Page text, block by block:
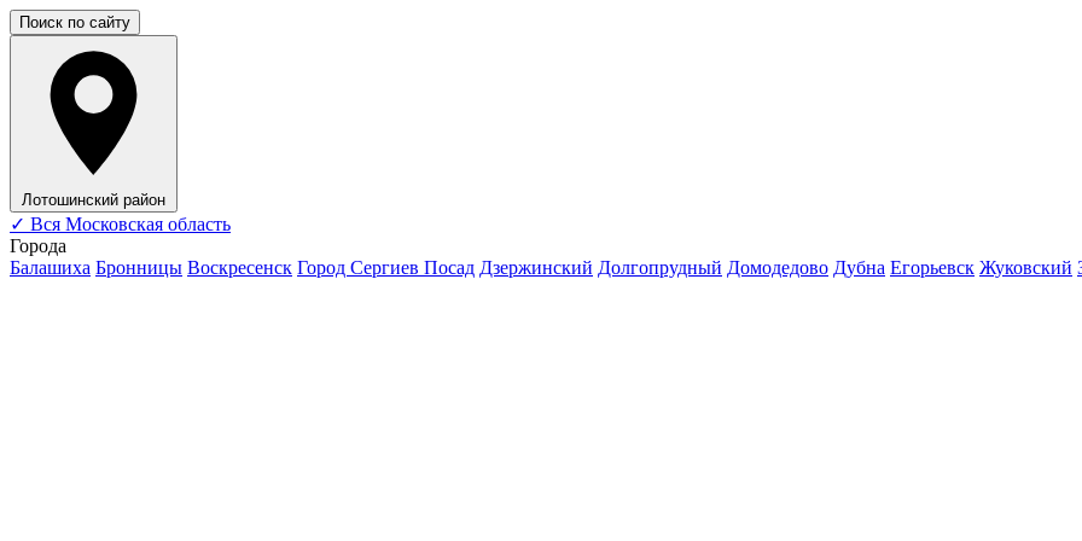
Поиск по сайту
Лотошинский район
✓ Вся Московская область
Города
Балашиха Бронницы Воскресенск Город Сергиев Посад Дзержинский Долгопрудный Домодедово Дубна Егорьевск Жуковский